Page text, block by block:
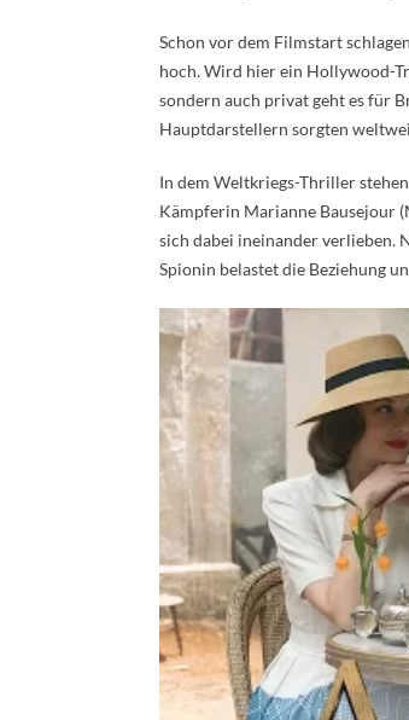
Schon vor dem Filmstart
hoch. Wird hier ein Hollywood-
sondern auch privat geht es für
Hauptdarstellern sorgten
In dem Weltkriegs-Thriller
Kämpferin Marianne Bausejour
sich dabei ineinander verlieben.
Spionin belastet die Beziehung